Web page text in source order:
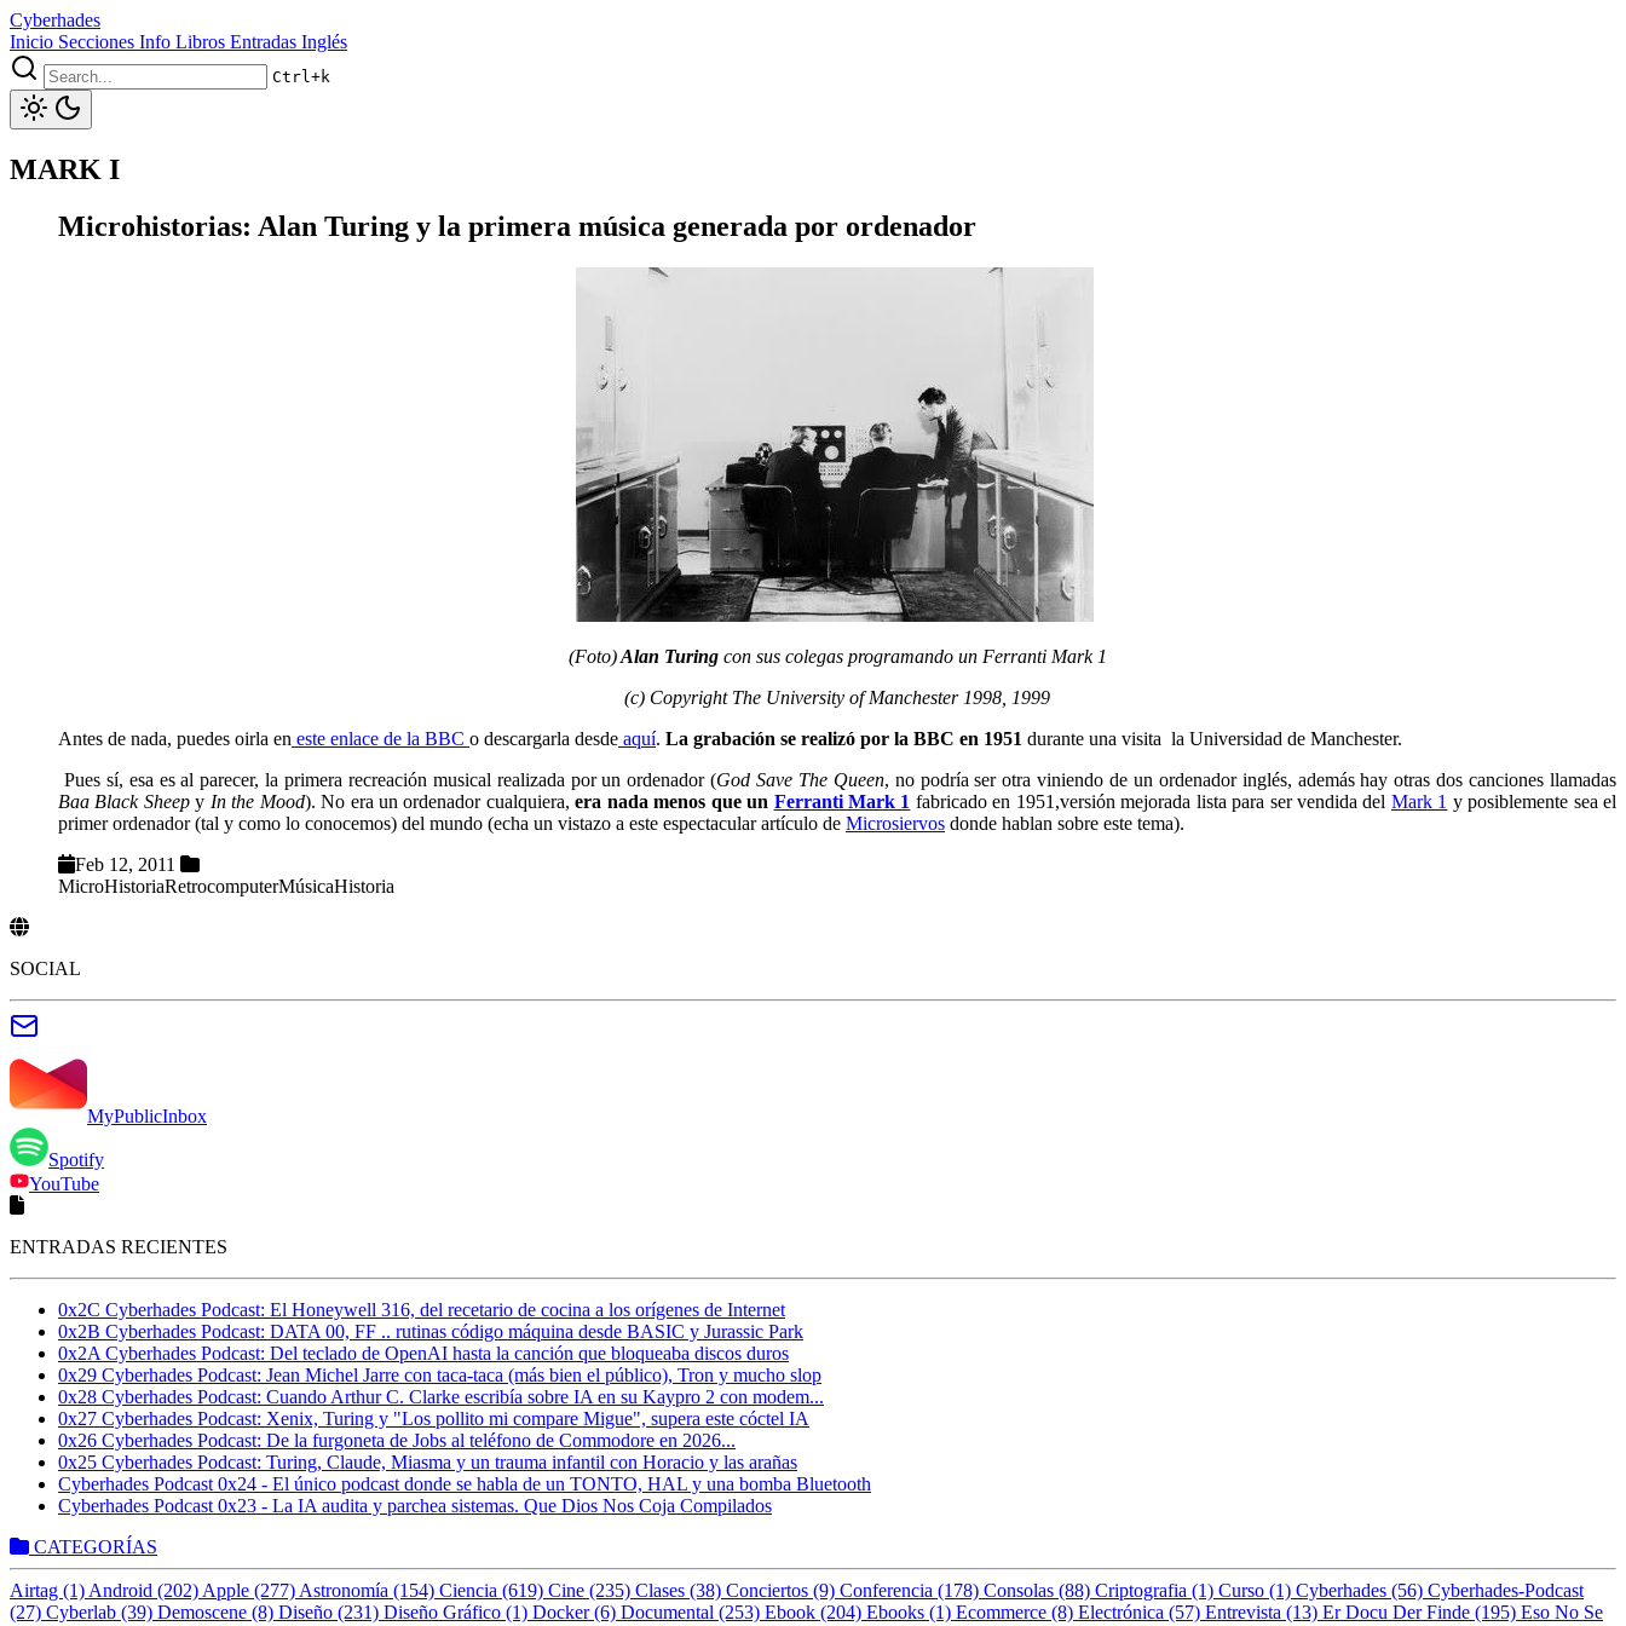
Cyberhades
Inicio Secciones Info Libros Entradas Inglés
Ctrl+k
MARK I
Microhistorias: Alan Turing y la primera música generada por ordenador
(Foto)Alan Turingcon sus colegas programando un Ferranti Mark 1
(c) Copyright The University of Manchester 1998, 1999
Antes de nada, puedes oirla en este enlace de la BBC o descargarla desde aquí. La grabación se realizó por la BBC en 1951 durante una visita la Universidad de Manchester.
Pues sí, esa es al parecer, la primera recreación musical realizada por un ordenador (God Save The Queen, no podría ser otra viniendo de un ordenador inglés, además hay otras dos canciones llamadas
Baa Black Sheepy In the Mood). No era un ordenador cualquiera,era nada menos que un Ferranti Mark 1 fabricado en 1951,versión mejorada lista para ser vendida del Mark 1 y posiblemente sea el
primer ordenador (tal y como lo conocemos) del mundo (echa un vistazo a este espectacular artículo de Microsiervos donde hablan sobre este tema).
Feb 12, 2011
MicroHistoriaRetrocomputerMúsicaHistoria
SOCIAL
MyPublicInbox
Spotify
YouTube
ENTRADAS RECIENTES
0x2C Cyberhades Podcast: El Honeywell 316, del recetario de cocina a los orígenes de Internet
0x2B Cyberhades Podcast: DATA 00, FF .. rutinas código máquina desde BASIC y Jurassic Park
0x2A Cyberhades Podcast: Del teclado de OpenAI hasta la canción que bloqueaba discos duros
0x29 Cyberhades Podcast: Jean Michel Jarre con taca-taca (más bien el público), Tron y mucho slop
0x28 Cyberhades Podcast: Cuando Arthur C. Clarke escribía sobre IA en su Kaypro 2 con modem...
0x27 Cyberhades Podcast: Xenix, Turing y "Los pollito mi compare Migue", supera este cóctel IA
0x26 Cyberhades Podcast: De la furgoneta de Jobs al teléfono de Commodore en 2026...
0x25 Cyberhades Podcast: Turing, Claude, Miasma y un trauma infantil con Horacio y las arañas
Cyberhades Podcast 0x24 - El único podcast donde se habla de un TONTO, HAL y una bomba Bluetooth
Cyberhades Podcast 0x23 - La IA audita y parchea sistemas. Que Dios Nos Coja Compilados
CATEGORÍAS
Airtag (1) Android (202) Apple (277) Astronomía (154) Ciencia (619) Cine (235) Clases (38) Conciertos (9) Conferencia (178) Consolas (88) Criptografia (1) Curso (1) Cyberhades (56) Cyberhades-Podcast
(27) Cyberlab (39) Demoscene (8) Diseño (231) Diseño Gráfico (1) Docker (6) Documental (253) Ebook (204) Ebooks (1) Ecommerce (8) Electrónica (57) Entrevista (13) Er Docu Der Finde (195) Eso No Se